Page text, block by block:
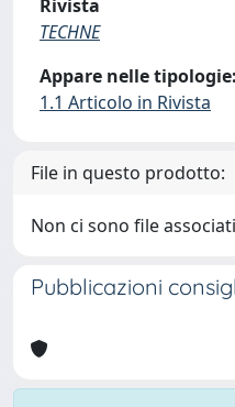
Rivista
TECHNE
Appare nelle tipologie:
1.1 Articolo in Rivista
File in questo prodotto:
Non ci sono file
Pubblicazioni